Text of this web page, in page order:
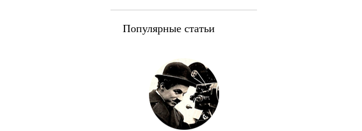
Популярные статьи